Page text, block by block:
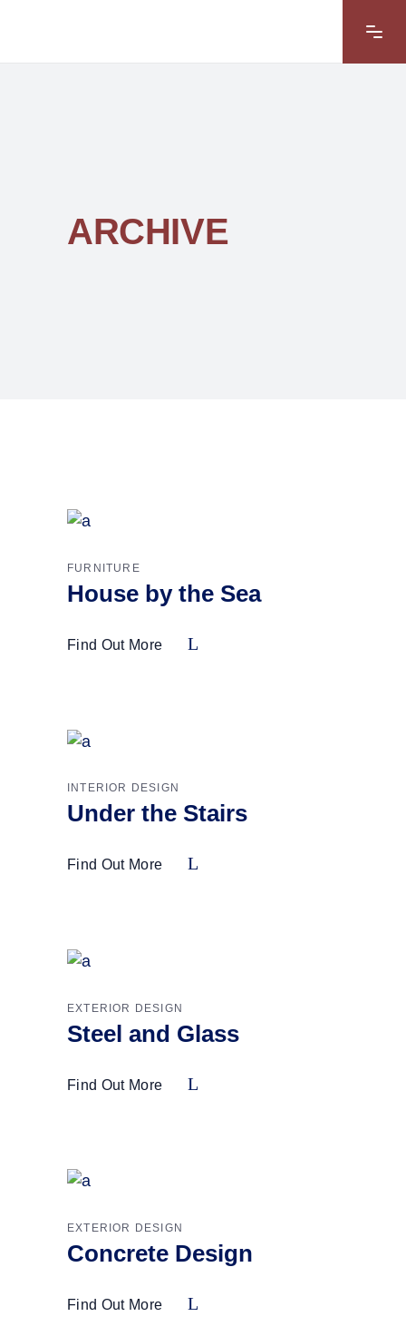
ARCHIVE
FURNITURE
House by the Sea
Find Out More
INTERIOR DESIGN
Under the Stairs
Find Out More
EXTERIOR DESIGN
Steel and Glass
Find Out More
EXTERIOR DESIGN
Concrete Design
Find Out More